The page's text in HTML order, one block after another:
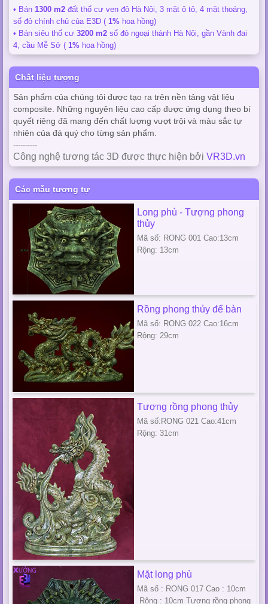
• Bán 1300 m2 đất thổ cư ven đô Hà Nội, 3 mặt ô tô, 4 mặt thoáng,
sổ đỏ chính chủ của E3D ( 1% hoa hồng)
• Bán siêu thổ cư 3200 m2 sổ đỏ ngoại thành Hà Nội, gần Vành đai
4, cầu Mễ Sở ( 1% hoa hồng)
Chất liệu tượng
Sản phẩm của chúng tôi được tạo ra trên nền tảng vật liệu
composite. Những nguyên liệu cao cấp được ứng dụng theo bí
quyết riêng đã mang đến chất lượng vượt trội và màu sắc tự
nhiên của đá quý cho từng sản phẩm.
----------
Công nghệ tương tác 3D được thực hiện bởi VR3D.vn
Các mẫu tương tự
Long phù - Tượng phong
thủy
Mã số: RONG 001 Cao:13cm
Rộng: 13cm
Rồng phong thủy để bàn
Mã số: RONG 022 Cao:16cm
Rộng: 29cm
Tượng rồng phong thủy
Mã số:RONG 021 Cao:41cm
Rộng: 31cm
Mặt long phù
Mã số : RONG 017 Cao : 10cm
Rộng : 10cm Tượng rồng phong